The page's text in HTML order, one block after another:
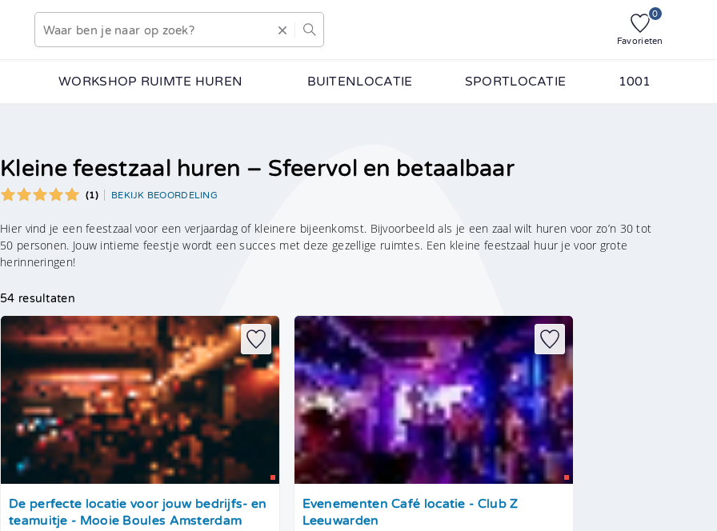
0
Favorieten
WORKSHOP RUIMTE HUREN BUITENLOCATIE SPORTLOCATIE 1001
Kleine feestzaal huren – Sfeervol en betaalbaar
(1) BEKIJK BEOORDELING
Hier vind je een feestzaal voor een verjaardag of kleinere bijeenkomst. Bijvoorbeeld als je een zaal wilt huren voor zo’n 30 tot
50 personen. Jouw intieme feestje wordt een succes met deze gezellige ruimtes. Een kleine feestzaal huur je voor grote
herinneringen!
54 resultaten
Tonen
De perfecte locatie voor jouw bedrijfs- en
teamuitje - Mooie Boules Amsterdam
Tonen
Evenementen Café locatie - Club Z
Leeuwarden